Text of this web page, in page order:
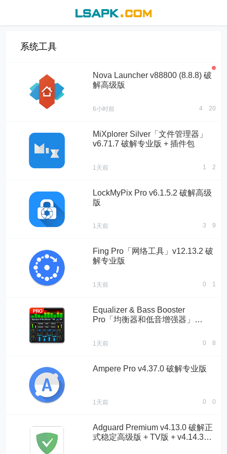
系统工具
Nova Launcher v88800 (8.8.8) 破
解高级版
6小时前 4 20
MiXplorer Silver「文件管理器」
v6.71.7 破解专业版 + 插件包
1天前 1 2
LockMyPix Pro v6.1.5.2 破解高级
版
1天前 3 9
Fing Pro「网络工具」v12.13.2 破
解专业版
1天前 0 1
Equalizer & Bass Booster
Pro「均衡器和低音增强器」
1天前 0 8
Ampere Pro v4.37.0 破解专业版
1天前 0 0
Adguard Premium v4.13.0 破解正
式稳定高级版 + TV版 + v4.14.34